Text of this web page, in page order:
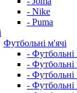
- Nike
- Puma
Футбольні м'ячі
- Футбольні
- Футбольні
- Футбольні
- Футбольні